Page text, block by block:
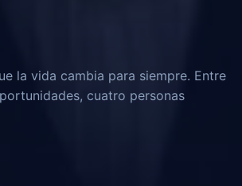
la vida cambia para siempre. Entre
cuatro personas